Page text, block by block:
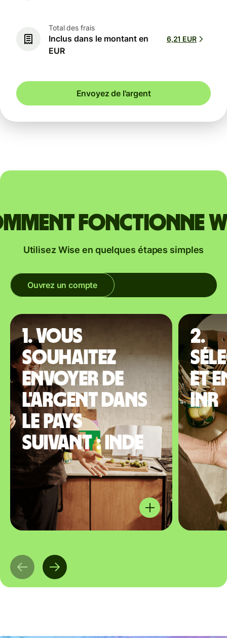
Total des frais
Inclus dans le montant en
EUR
6,21 EUR
Envoyez de l'argent
fonctionne
Utilisez Wise en quelques étapes simples
Ouvrez un compte
1. Vous
souhaitez
envoyer de
l'argent dans
le pays
suivant : Inde
2.
et
INR